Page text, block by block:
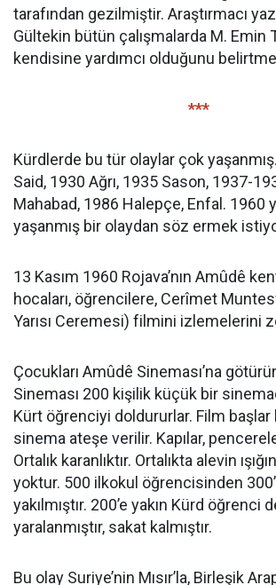
tarafından gezilmiştir. Araştırmacı
Gültekin bütün çalışmalarda M. Emin
kendisine yardımcı olduğunu
***
Kürdlerde bu tür olaylar çok
Said, 1930 Ağrı, 1935 Sason, 1937-
Mahabad, 1986 Halepçe, Enfal. 1960
yaşanmış bir olaydan söz ermek
13 Kasım 1960 Rojava’nın Amûdê
hocaları, öğrencilere, Cerîmet
Yarısı Ceremesi) filmini izlemelerini
Çocukları Amûdê Sineması’na
Sineması 200 kişilik küçük bir
Kürt öğrenciyi doldururlar. Film başlar
sinema ateşe verilir. Kapılar,
Ortalık karanlıktır. Ortalıkta alevin
yoktur. 500 ilkokul öğrencisinden
yakılmıştır. 200’e yakın Kürd öğrenci
yaralanmıştır, sakat kalmıştır.
Bu olay Suriye’nin Mısır’la, Birleşik